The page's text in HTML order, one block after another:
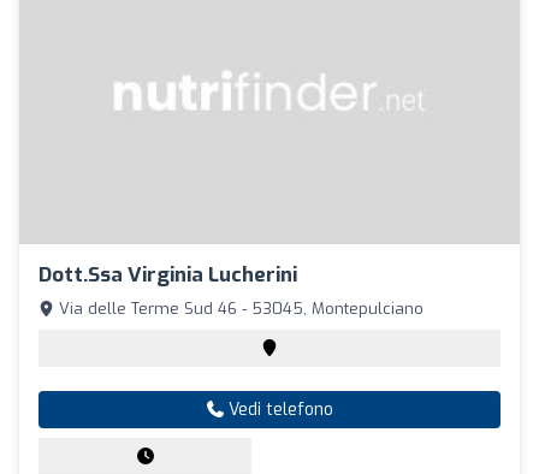
Dott.ssa Virginia Lucherini
Via delle Terme Sud 46 - 53045, Montepulciano
Vedi telefono